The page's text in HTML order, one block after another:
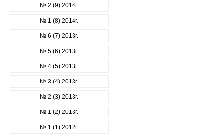
№ 2 (9) 2014г.
№ 1 (8) 2014г.
№ 6 (7) 2013г.
№ 5 (6) 2013г.
№ 4 (5) 2013г.
№ 3 (4) 2013г.
№ 2 (3) 2013г.
№ 1 (2) 2013г.
№ 1 (1) 2012г.